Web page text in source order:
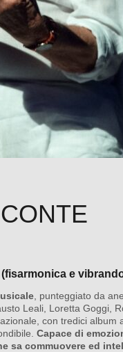
e
, punteggiato da
Leali, Loretta Goggi,
con tredici album
Capace di
sa commuovere ed